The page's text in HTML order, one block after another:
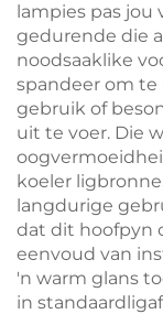
lampies pas jou
gedurende die
noodsaaklike
spandeer om te
gebruik of
uit te voer. Die
koeler
langdurige
dat dit hoofpyn
eenvoud van
'n warm glans
in